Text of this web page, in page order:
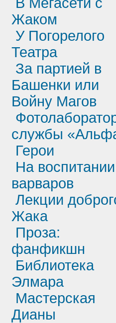
Жаком
У Погорелого
Театра
За партией в
Башенки или
Войну Магов
службы
Герои
На
варваров
Лекции
Жака
Проза:
фанфикшн
Библиотека
Элмара
Мастерская
Дианы